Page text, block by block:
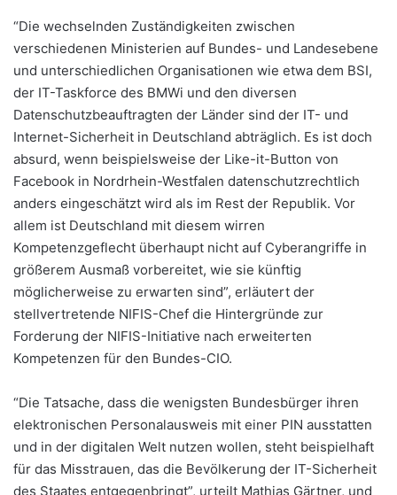
“Die wechselnden Zuständigkeiten zwischen
verschiedenen Ministerien auf Bundes- und Landesebene
und unterschiedlichen Organisationen wie etwa dem BSI,
der IT-Taskforce des BMWi und den diversen
Datenschutzbeauftragten der Länder sind der IT- und
Internet-Sicherheit in Deutschland abträglich. Es ist doch
absurd, wenn beispielsweise der Like-it-Button von
Facebook in Nordrhein-Westfalen datenschutzrechtlich
anders eingeschätzt wird als im Rest der Republik. Vor
allem ist Deutschland mit diesem wirren
Kompetenzgeflecht überhaupt nicht auf Cyberangriffe in
größerem Ausmaß vorbereitet, wie sie künftig
möglicherweise zu erwarten sind”, erläutert der
stellvertretende NIFIS-Chef die Hintergründe zur
Forderung der NIFIS-Initiative nach erweiterten
Kompetenzen für den Bundes-CIO.
“Die Tatsache, dass die wenigsten Bundesbürger ihren
elektronischen Personalausweis mit einer PIN ausstatten
und in der digitalen Welt nutzen wollen, steht beispielhaft
für das Misstrauen, das die Bevölkerung der IT-Sicherheit
des Staates entgegenbringt”, urteilt Mathias Gärtner, und